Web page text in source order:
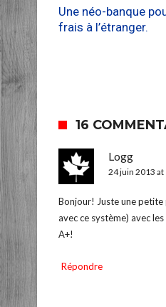
Une néo-banque
frais à l’étranger.
16
Logg
24 juin 2013 at
Bonjour! Juste une petite
avec ce système) avec
A+!
Répondre